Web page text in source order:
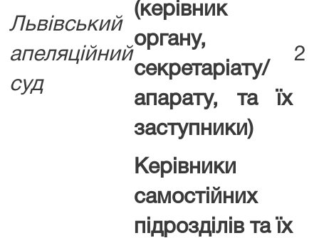
Львівський
апеляційний
суд
(керівник
органу,
секретаріату/
апарату, та їх
заступники)
2
Керівники
самостійних
підрозділів та їх